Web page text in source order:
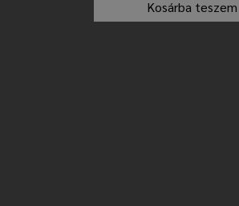
Kosárba teszem